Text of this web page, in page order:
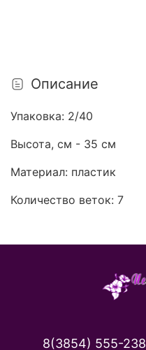
Описание
Упаковка: 2/40
Высота, см - 35 см
Материал: пластик
Количество веток: 7
8(3854) 555-238